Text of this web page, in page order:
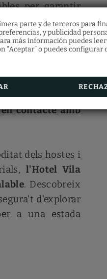
parte y de terceros para
y publicidad
más información puedes
“Aceptar” o puedes configurar
per garantir
de sales de
nostre article,
de Mar’, on
els
contacte amb
dels hostes i
l'Hotel Vila
. Descobreix
d'explorar
a una estada